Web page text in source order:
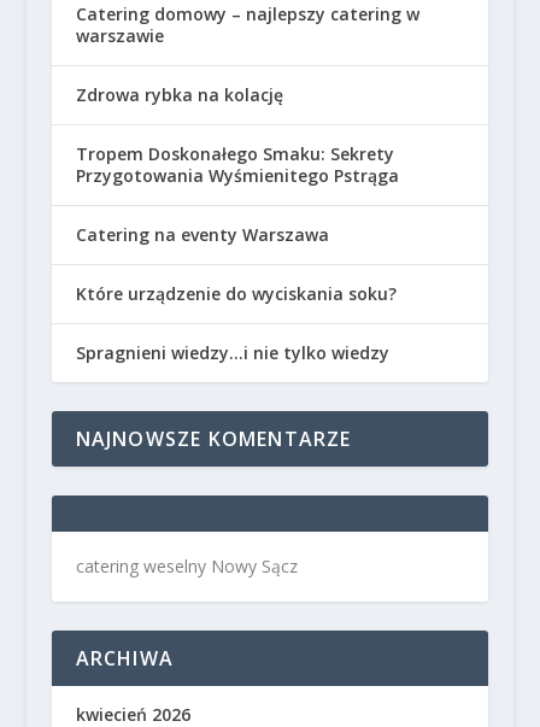
Catering domowy – najlepszy catering w
warszawie
Zdrowa rybka na kolację
Tropem Doskonałego Smaku: Sekrety
Przygotowania Wyśmienitego Pstrąga
Catering na eventy Warszawa
Które urządzenie do wyciskania soku?
Spragnieni wiedzy…i nie tylko wiedzy
NAJNOWSZE KOMENTARZE
catering weselny Nowy Sącz
ARCHIWA
kwiecień 2026